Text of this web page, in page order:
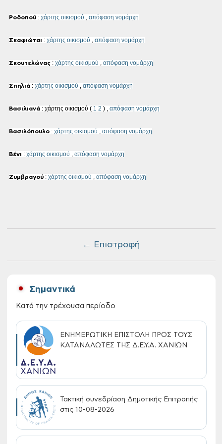
← Επιστροφή
Ροδοπού : χάρτης οικισμού , απόφαση νομάρχη
Σκαφιώται : χάρτης οικισμού , απόφαση νομάρχη
Σκουτελώνας : χάρτης οικισμού , απόφαση νομάρχη
Σπηλιά : χάρτης οικισμού , απόφαση νομάρχη
Βασιλιανά : χάρτης οικισμού ( 1 2 ) , απόφαση νομάρχη
Βασιλόπουλο : χάρτης οικισμού , απόφαση νομάρχη
Βένι : χάρτης οικισμού , απόφαση νομάρχη
Ζυμβραγού : χάρτης οικισμού , απόφαση νομάρχη
Σημαντικά
Κατά την τρέχουσα περίοδο
ΕΝΗΜΕΡΩΤΙΚΗ ΕΠΙΣΤΟΛΗ ΠΡΟΣ ΤΟΥΣ
ΚΑΤΑΝΑΛΩΤΕΣ ΤΗΣ Δ.Ε.Υ.Α. ΧΑΝΙΩΝ
Τακτική συνεδρίαση Δημοτικής Επιτροπής
στις 10-08-2026